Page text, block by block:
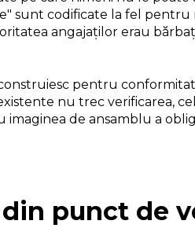
sunt codificate la fel
angajaților erau
pentru
nu trec verificarea,
imaginea de ansamblu a
punct de